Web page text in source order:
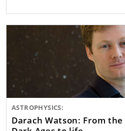
ASTROPHYSICS:
Darach Watson: From